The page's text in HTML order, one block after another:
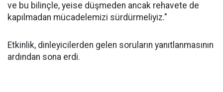
ve bu bilinçle, yeise düşmeden ancak rehavete de
kapılmadan mücadelemizi sürdürmeliyiz."
Etkinlik, dinleyicilerden gelen soruların yanıtlanmasının
ardından sona erdi.